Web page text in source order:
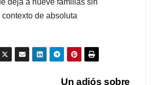
deja a nueve familias sin
de absoluta
Un adiós sobre